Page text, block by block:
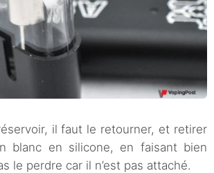
il faut le retourner, et retirer
blanc en silicone, en faisant bien
le perdre car il n’est pas attaché.